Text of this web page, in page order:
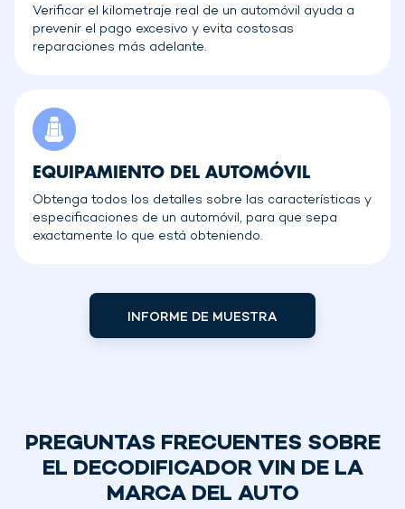
Verificar el kilometraje real de un automóvil ayuda a
prevenir el pago excesivo y evita costosas
reparaciones más adelante.
EQUIPAMIENTO DEL AUTOMÓVIL
Obtenga todos los detalles sobre las características y
especificaciones de un automóvil, para que sepa
exactamente lo que está obteniendo.
INFORME DE MUESTRA
PREGUNTAS FRECUENTES SOBRE
EL DECODIFICADOR VIN DE LA
MARCA DEL AUTO